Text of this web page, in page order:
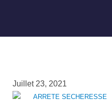
Juillet 23, 2021